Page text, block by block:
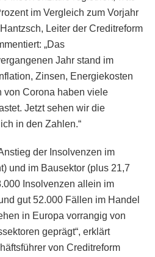
im Vergleich zum Vorjahr
Leiter der Creditreform
„Das
Jahr stand im
Zinsen, Energiekosten
von Corona haben viele
Jetzt sehen wir die
in den Zahlen.“
der Insolvenzen im
und im Bausektor (plus 21,7
Insolvenzen allein im
gut 52.000 Fällen im Handel
in Europa vorrangig von
geprägt“, erklärt
von Creditreform